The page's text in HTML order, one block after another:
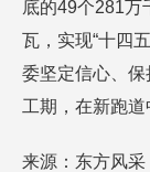
底的49个281万
瓦，实现“十四
委坚定信心、
工期，在新跑道
来源：东方风采